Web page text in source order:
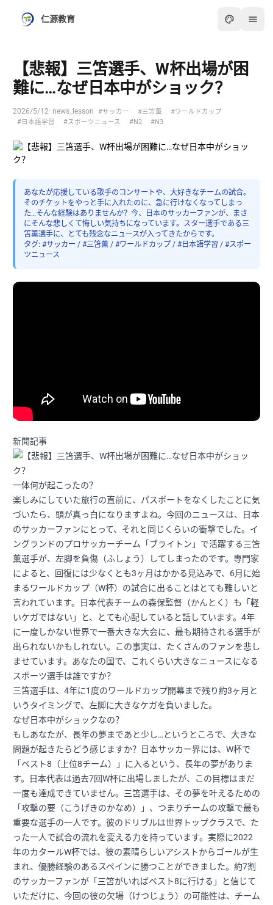
仁源教育
【悲報】三笘選手、W杯出場が困
難に…なぜ日本中がショック？
2026/5/12· news_lesson #サッカー #三笘薫
#ワールドカップ
#日本語学習
#スポーツニュース #N2 #N3
あなたが応援している歌手のコンサートや、大好きなチームの試合。
そのチケットをやっと手に入れたのに、急に行けなくなってしまっ
た…そんな経験はありませんか？今、日本のサッカーファンが、まさ
にそんな悲しくて悔しい気持ちになっています。スター選手である三
笘薫選手に、とても残念なニュースが入ってきたからです。
タグ: #サッカー / #三笘薫 / #ワールドカップ / #日本語学習 / #スポー
ツニュース
新聞記事
一体何が起こったの？
楽しみにしていた旅行の直前に、パスポートをなくしたことに気
づいたら、頭が真っ白になりますよね。今回のニュースは、日本
のサッカーファンにとって、それと同じくらいの衝撃でした。イ
ングランドのプロサッカーチーム「ブライトン」で活躍する三笘
薫選手が、左脚を負傷（ふしょう）してしまったのです。専門家
によると、回復には少なくとも3ヶ月はかかる見込みで、6月に始
まるワールドカップ（W杯）の試合に出ることはとても難しいと
言われています。日本代表チームの森保監督（かんとく）も「軽
いケガではない」と、とても心配していると話しています。4年
に一度しかない世界で一番大きな大会に、最も期待される選手が
出られないかもしれない。この事実は、たくさんのファンを悲し
ませています。あなたの国で、これくらい大きなニュースになる
スポーツ選手は誰ですか？
三笘選手は、4年に1度のワールドカップ開幕まで残り約3ヶ月と
いうタイミングで、左脚に大きなケガを負いました。
なぜ日本中がショックなの？
もしあなたが、長年の夢まであと少し…というところで、大きな
問題が起きたらどう感じますか？日本サッカー界には、W杯で
「ベスト8（上位8チーム）」に入るという、長年の夢がありま
す。日本代表は過去7回W杯に出場しましたが、この目標はまだ
一度も達成できていません。三笘選手は、その夢を叶えるための
「攻撃の要（こうげきのかなめ）」、つまりチームの攻撃で最も
重要な選手の一人です。彼のドリブルは世界トップクラスで、た
った一人で試合の流れを変える力を持っています。実際に2022
年のカタールW杯では、彼の素晴らしいアシストからゴールが生
まれ、優勝経験のあるスペインに勝つことができました。約7割
のサッカーファンが「三笘がいればベスト8に行ける」と信じて
いただけに、今回の彼の欠場（けつじょう）の可能性は、チーム